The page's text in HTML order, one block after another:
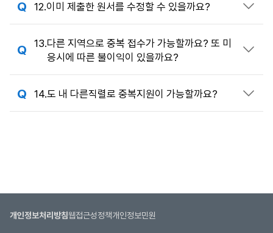
12.이미 제출한 원서를 수정할 수 있을까요?
답변 열기
13.다른 지역으로 중복 접수가 가능할까요? 또 미
응시에 따른 불이익이 있을까요?
답변 열기
14.도 내 다른직렬로 중복지원이 가능할까요?
답변 열기
개인정보처리방침웹접근성정책개인정보민원